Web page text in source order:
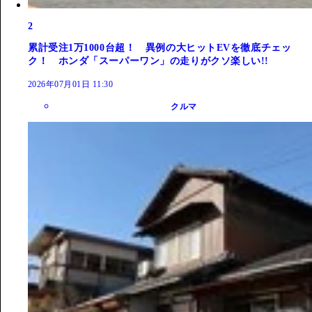
2
累計受注1万1000台超！ 異例の大ヒットEVを徹底チェッ
ク！ ホンダ「スーパーワン」の走りがクソ楽しい!!
2026年07月01日 11:30
クルマ